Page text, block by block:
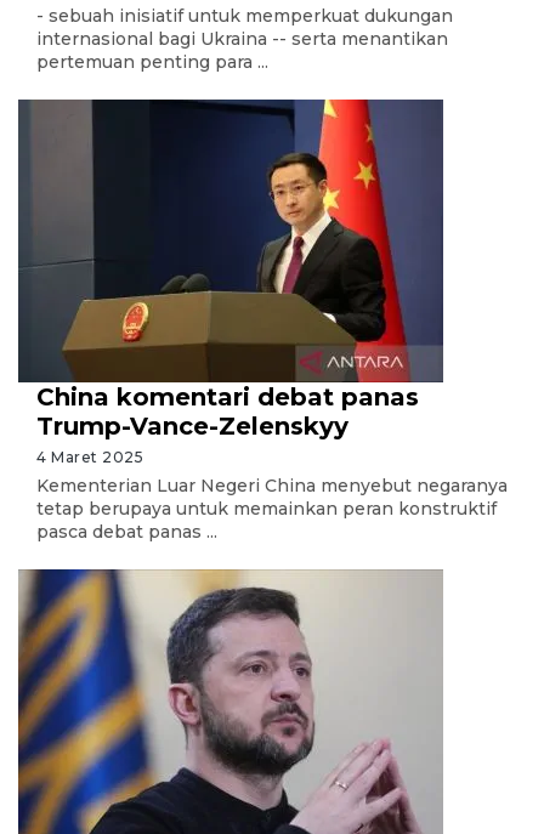
- sebuah inisiatif untuk memperkuat dukungan
internasional bagi Ukraina -- serta menantikan
pertemuan penting para ...
China komentari debat panas
Trump-Vance-Zelenskyy
4 Maret 2025
Kementerian Luar Negeri China menyebut negaranya
tetap berupaya untuk memainkan peran konstruktif
pasca debat panas ...